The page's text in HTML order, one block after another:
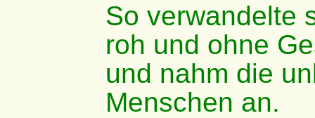
So verwandelte
roh und ohne
und nahm die
Menschen an.